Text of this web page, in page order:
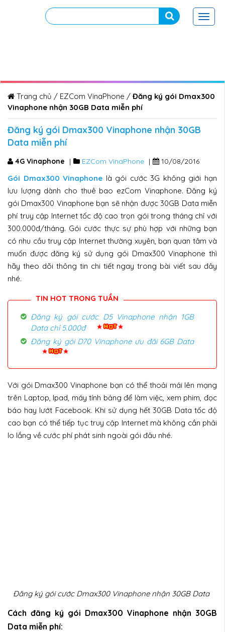
Trang chủ / EZCom VinaPhone / Đăng ký gói Dmax300
Vinaphone nhận 30GB Data miễn phí
Đăng ký gói Dmax300 Vinaphone nhận 30GB
Data miễn phí
4G Vinaphone | EZCom VinaPhone | 10/08/2016
Gói Dmax300 Vinaphone là gói cước 3G không giới hạn
lưu lượng dành cho thuê bao ezCom Vinaphone. Đăng ký
gói Dmax300 Vinaphone bạn sẽ nhận được 30GB Data miễn
phí truy cập Internet tốc độ cao trọn gói trong tháng chỉ với
300.000đ/tháng. Gói cước thực sự phù hợp với những bạn
có nhu cầu truy cập Internet thường xuyên, bạn quan tâm và
muốn được đăng ký sử dụng gói Dmax300 Vinaphone thì
hãy theo dõi thông tin chi tiết ngay trong bài viết sau đây
nhé.
Đăng ký gói cước D5 Vinaphone nhận 1GB
Data chỉ 5.000đ
Đăng ký gói D70 Vinaphone ưu đãi 6GB Data
Với gói Dmax300 Vinaphone bạn có thể thoải mái lên mạng
trên Laptop, Ipad, máy tính bảng để làm việc, xem phim, đọc
báo hay lướt Facebook. Khi sử dụng hết 30GB Data tốc độ
cao bạn có thể tiếp tục truy cập Internet mà không cần phải
lo lắng về cước phí phát sinh ngoài gói đâu nhé.
Đăng ký gói cước Dmax300 Vinaphone nhận 30GB Data
Cách đăng ký gói Dmax300 Vinaphone nhận 30GB
Data miễn phí: